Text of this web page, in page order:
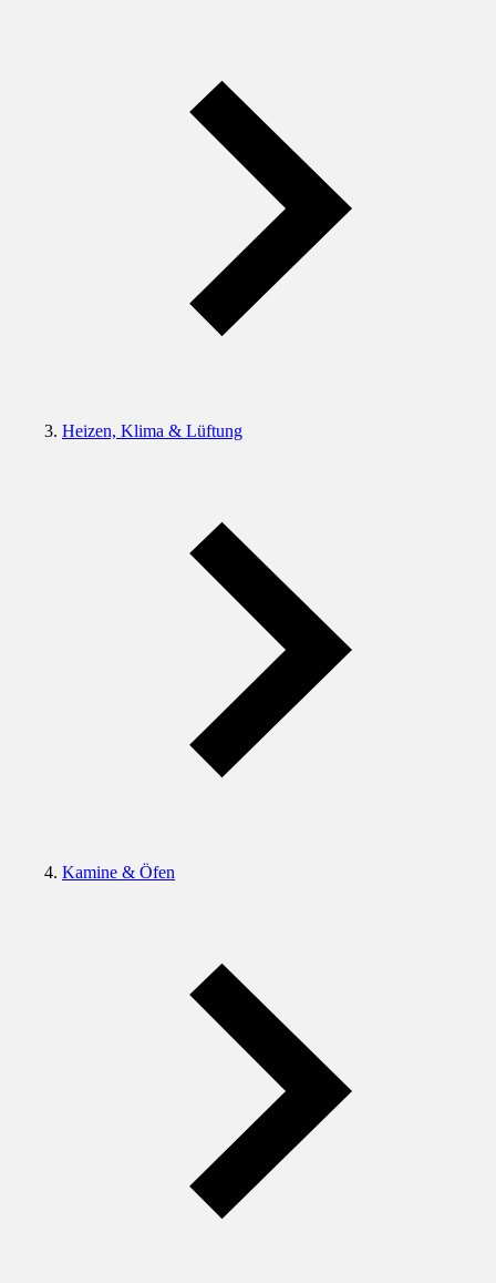
Heizen, Klima & Lüftung
Kamine & Öfen